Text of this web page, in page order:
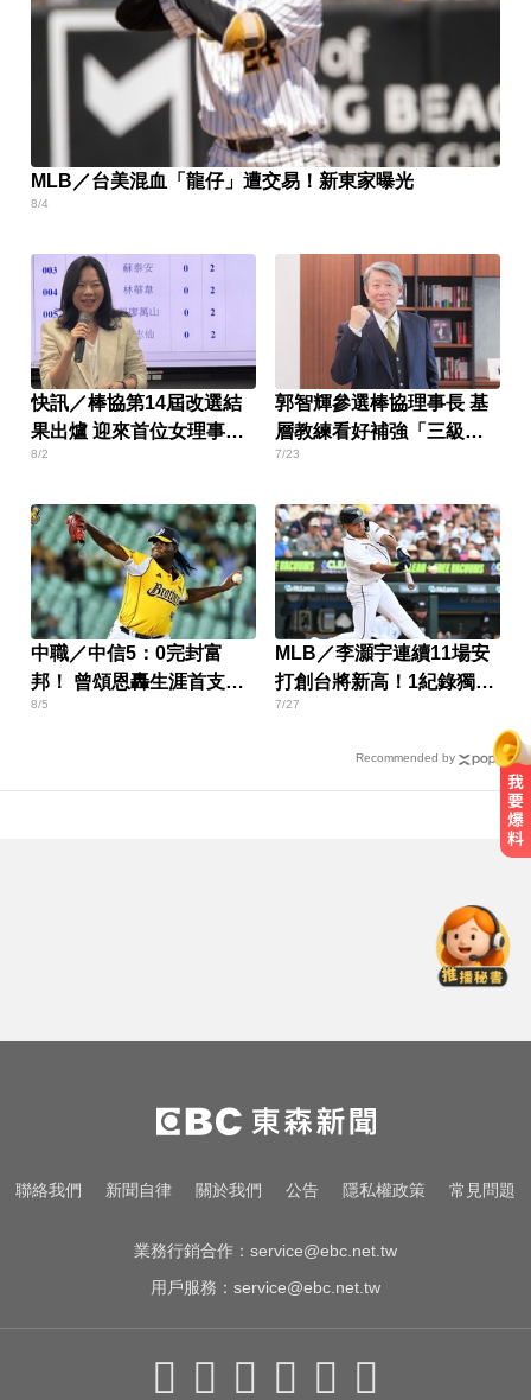
MLB／台美混血「龍仔」遭交易！新東家曝光
8/4
快訊／棒協第14屆改選結
果出爐 迎來首位女理事長
周玲妏！
8/2
郭智輝參選棒協理事長 基
層教練看好補強「三級棒
球缺口」
7/23
中職／中信5：0完封富
邦！ 曾頌恩轟生涯首支代
打全壘打
8/5
MLB／李灝宇連續11場安
打創台將新高！1紀錄獨居
史上第2
7/27
Recommended by
能力勝過特斯拉
白海豚進逼沖繩鹿兒島 強風豪雨26
萬人撤離
啦啦隊員遭輪流性侵！丟包公路秒
聯絡我們 新聞自律 關於我們 公告 隱私權政策 常見問題
業務行銷合作： service@ebc.net.tw
用戶服務： service@ebc.net.tw